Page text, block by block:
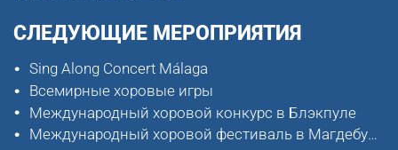
СЛЕДУЮЩИЕ МЕРОПРИЯТИЯ
Sing Along Concert Málaga
Всемирные хоровые игры
Международный хоровой конкурс в Блэкпуле
Международный хоровой фестиваль в Магдебурге